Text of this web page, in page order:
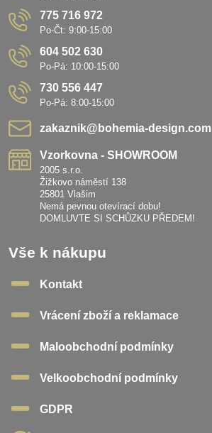
775 716 972
Po-Čt: 9:00-15:00
604 502 630
Po-Pá: 10:00-15:00
730 556 447
Po-Pá: 8:00-15:00
zakaznik​@bohemia-design​.com
Vzorkovna - SHOWROOM
2005 s.r.o.
Žižkovo náměstí 138
25801 Vlašim
Nemá pevnou otevírací dobu!
DOMLUVTE SI SCHŮZKU PŘEDEM!
Vše k nákupu
Kontakt
Vrácení zboží a reklamace
Maloobchodní podmínky
Velkoobchodní podmínky
GDPR